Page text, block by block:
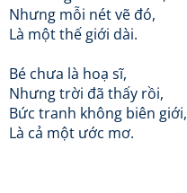
Nhưng mỗi nét vẽ đó,
Là một thế giới dài.
Bé chưa là hoạ sĩ,
Nhưng trời đã thấy rồi,
Bức tranh không biên giới,
Là cả một ước mơ.